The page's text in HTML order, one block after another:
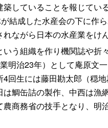
していることを報じて
結成した水産会の下に作
ながら日本の水産業をけ
う組織を作り機関誌や折
明治23年）として庵原文
回生には藤田勘太郎（穏
鯛缶詰の製作、中西は
商務省の技手となり、